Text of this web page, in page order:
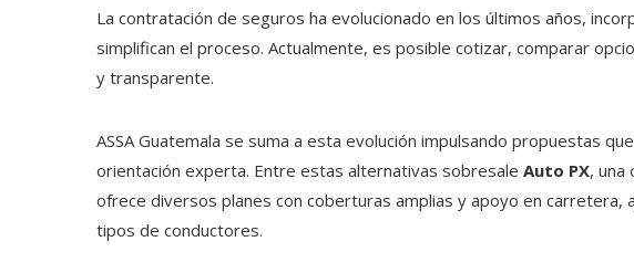
La contratación de seguros ha evolucionado en los últimos años,
simplifican el proceso. Actualmente, es posible cotizar, comparar
y transparente.
ASSA Guatemala se suma a esta evolución impulsando propuestas
orientación experta. Entre estas alternativas sobresale Auto PX, una
ofrece diversos planes con coberturas amplias y apoyo en carretera,
tipos de conductores.